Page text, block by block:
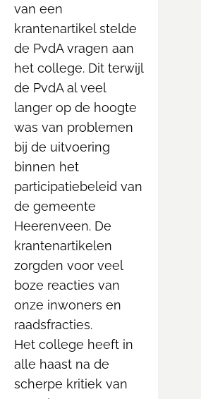
van een
krantenartikel stelde
de PvdA vragen aan
het college. Dit terwijl
de PvdA al veel
langer op de hoogte
was van problemen
bij de uitvoering
binnen het
participatiebeleid van
de gemeente
Heerenveen. De
krantenartikelen
zorgden voor veel
boze reacties van
onze inwoners en
raadsfracties.
Het college heeft in
alle haast na de
scherpe kritiek van